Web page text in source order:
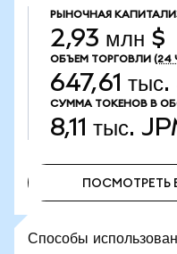
РЫНОЧНАЯ
2,93 млн $
ОБЪЕМ ТОРГОВЛИ (24
647,61 тыс.
СУММА ТОКЕНОВ В
8,11 тыс.
ПОСМОТРЕТЬ
Способы